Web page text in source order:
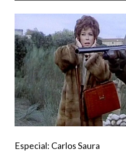
Especial: Carlos Saura